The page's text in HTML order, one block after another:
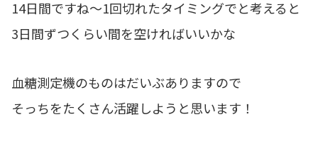
14日間ですね～1回切れたタイミングでと考えると
3日間ずつくらい間を空ければいいかな
血糖測定機のものはだいぶありますので
そっちをたくさん活躍しようと思います！